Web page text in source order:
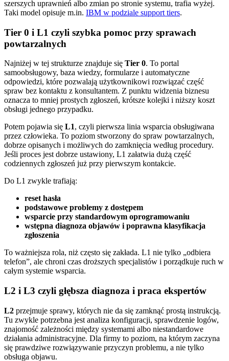
szerszych uprawnień albo zmian po stronie systemu, trafia wyżej.
Taki model opisuje m.in. IBM w podziale support tiers.
Tier 0 i L1 czyli szybka pomoc przy sprawach
powtarzalnych
Najniżej w tej strukturze znajduje się Tier 0. To portal
samoobsługowy, baza wiedzy, formularze i automatyczne
odpowiedzi, które pozwalają użytkownikowi rozwiązać część
spraw bez kontaktu z konsultantem. Z punktu widzenia biznesu
oznacza to mniej prostych zgłoszeń, krótsze kolejki i niższy koszt
obsługi jednego przypadku.
Potem pojawia się L1, czyli pierwsza linia wsparcia obsługiwana
przez człowieka. To poziom stworzony do spraw powtarzalnych,
dobrze opisanych i możliwych do zamknięcia według procedury.
Jeśli proces jest dobrze ustawiony, L1 załatwia dużą część
codziennych zgłoszeń już przy pierwszym kontakcie.
Do L1 zwykle trafiają:
reset hasła
podstawowe problemy z dostępem
wsparcie przy standardowym oprogramowaniu
wstępna diagnoza objawów i poprawna klasyfikacja
zgłoszenia
To ważniejsza rola, niż często się zakłada. L1 nie tylko „odbiera
telefon”, ale chroni czas droższych specjalistów i porządkuje ruch w
całym systemie wsparcia.
L2 i L3 czyli głębsza diagnoza i praca ekspertów
L2 przejmuje sprawy, których nie da się zamknąć prostą instrukcją.
Tu zwykle potrzebna jest analiza konfiguracji, sprawdzenie logów,
znajomość zależności między systemami albo niestandardowe
działania administracyjne. Dla firmy to poziom, na którym zaczyna
się prawdziwe rozwiązywanie przyczyn problemu, a nie tylko
obsługa objawu.